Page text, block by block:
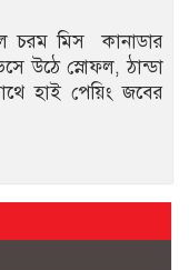
চরম মিস কানাডার
উঠে স্নোফল, ঠান্ডা
হাই পেয়িং জবের